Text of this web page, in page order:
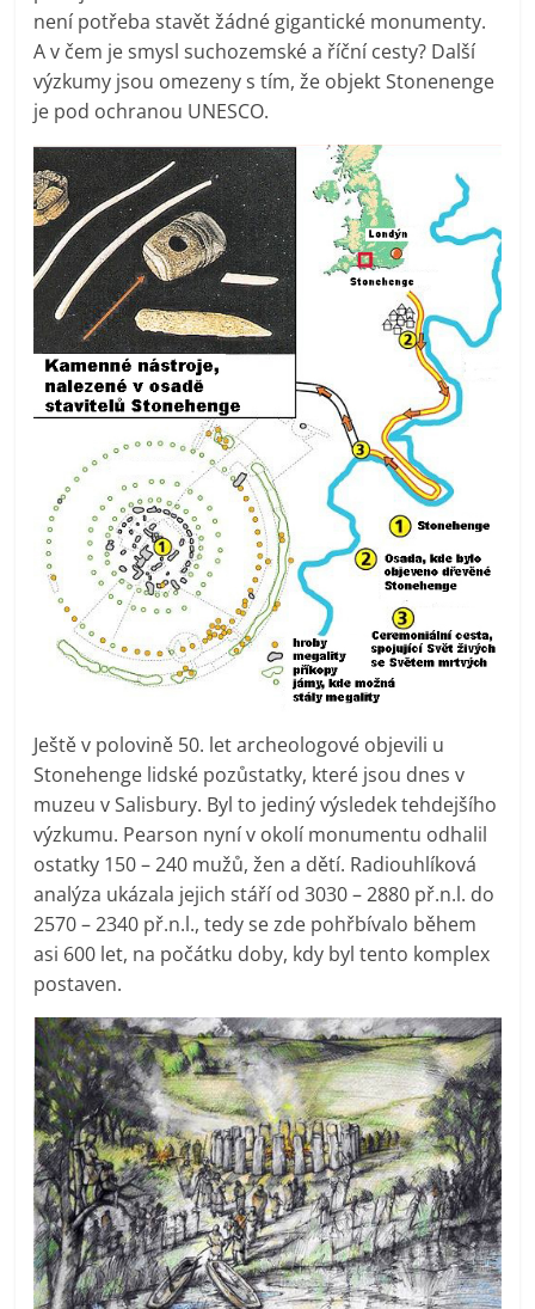
není potřeba stavět žádné gigantické monumenty.
A v čem je smysl suchozemské a říční cesty? Další
výzkumy jsou omezeny s tím, že objekt Stonenenge
je pod ochranou UNESCO.
Ještě v polovině 50. let archeologové objevili u
Stonehenge lidské pozůstatky, které jsou dnes v
muzeu v Salisbury. Byl to jediný výsledek tehdejšího
výzkumu. Pearson nyní v okolí monumentu odhalil
ostatky 150 – 240 mužů, žen a dětí. Radiouhlíková
analýza ukázala jejich stáří od 3030 – 2880 př.n.l. do
2570 – 2340 př.n.l., tedy se zde pohřbívalo během
asi 600 let, na počátku doby, kdy byl tento komplex
postaven.